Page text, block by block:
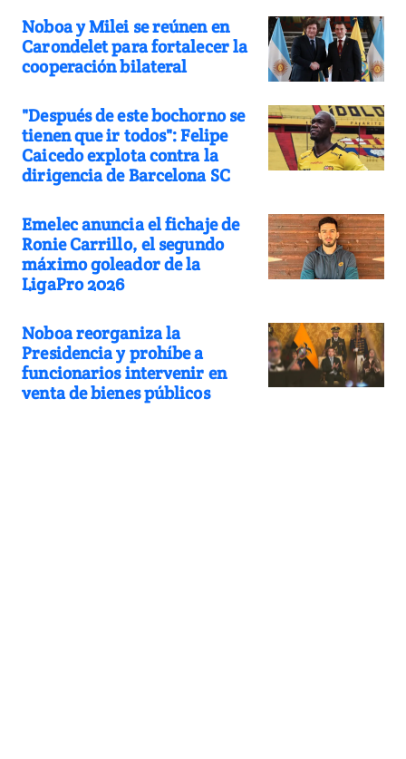
Noboa y Milei se reúnen en
Carondelet para fortalecer la
cooperación bilateral
"Después de este bochorno se
tienen que ir todos": Felipe
Caicedo explota contra la
dirigencia de Barcelona SC
Emelec anuncia el fichaje de
Ronie Carrillo, el segundo
máximo goleador de la
LigaPro 2026
Noboa reorganiza la
Presidencia y prohíbe a
funcionarios intervenir en
venta de bienes públicos